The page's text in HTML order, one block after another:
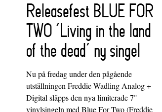
Releasefest BLUE FOR
TWO ‘Living in the land
of the dead’ ny singel
Nu på fredag under den pågående
utställningen Freddie Wadling Analog +
Digital släpps den nya limiterade 7"
vinylsingeln med Blue For Two (Freddie